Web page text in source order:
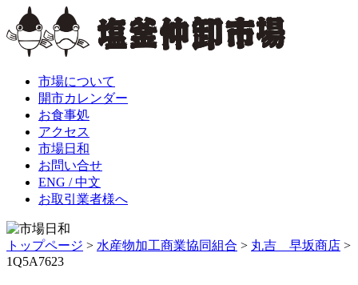
市場について
開市カレンダー
お食事処
アクセス
市場日和
お問い合せ
ENG / 中文
お取引業者様へ
トップページ > 水産物加工商業協同組合 > 丸吉 早坂商店 >
1Q5A7623